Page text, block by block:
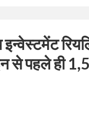
से पहले ही